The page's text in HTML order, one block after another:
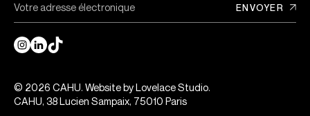
Votre adresse électronique ENVOYER
© 2026 CAHU. Website byLovelace Studio.
CAHU, 38 Lucien Sampaix, 75010 Paris